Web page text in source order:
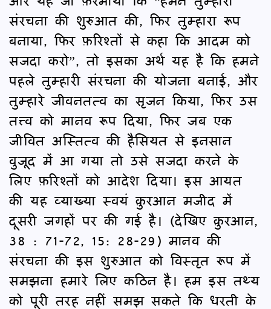
संरचना की शुरुआत की, फिर तुम्हारा रूप
बनाया, फिर फ़रिश्तों से कहा कि आदम को
सजदा करो”, तो इसका अर्थ यह है कि हमने
पहले तुम्हारी संरचना की योजना बनाई, और
तुम्हारे जीवनतत्व का सृजन किया, फिर उस
तत्त्व को मानव रूप दिया, फिर जब एक
जीवित अस्तित्व की हैसियत से इनसान
वुजूद में आ गया तो उसे सजदा करने के
लिए फ़रिश्तों को आदेश दिया। इस आयत
की यह व्याख्या स्वयं क़ुरआन मजीद में
दूसरी जगहों पर की गई है। (देखिए क़ुरआन,
38 : 71-72, 15: 28-29) मानव की
संरचना की इस शुरुआत को विस्तृत रूप में
समझना हमारे लिए कठिन है। हम इस तथ्य
को पूरी तरह नहीं समझ सकते कि धरती के